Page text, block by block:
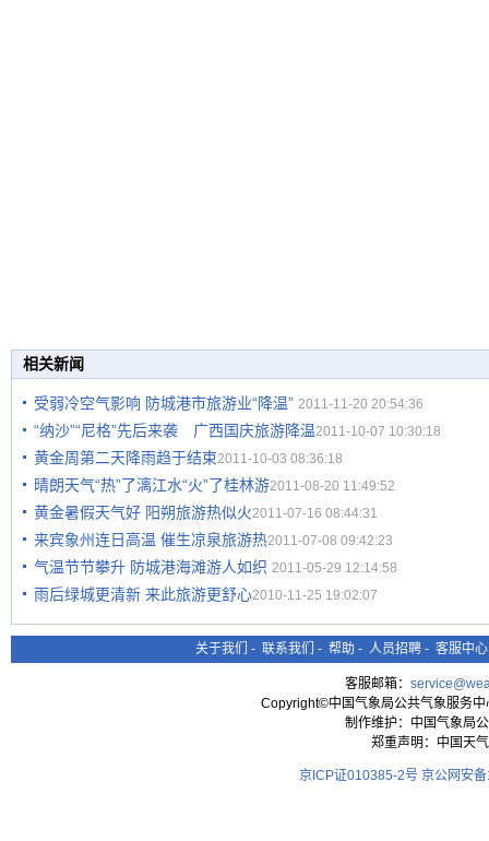
相关新闻
受弱冷空气影响 防城港市旅游业“降温” 2011-11-20 20:54:36
“纳沙”“尼格”先后来袭 广西国庆旅游降温2011-10-07 10:30:18
黄金周第二天降雨趋于结束2011-10-03 08:36:18
晴朗天气“热”了漓江水“火”了桂林游2011-08-20 11:49:52
黄金暑假天气好 阳朔旅游热似火2011-07-16 08:44:31
来宾象州连日高温 催生凉泉旅游热2011-07-08 09:42:23
气温节节攀升 防城港海滩游人如织 2011-05-29 12:14:58
雨后绿城更清新 来此旅游更舒心2010-11-25 19:02:07
关于我们 - 联系我们 - 帮助 - 人员招聘 - 客服中心
客服邮箱：
Copyright©中国气象局公共气象服务
制作维护：中国气象局
郑重声明：中国天
京ICP证010385-2号 京公网安